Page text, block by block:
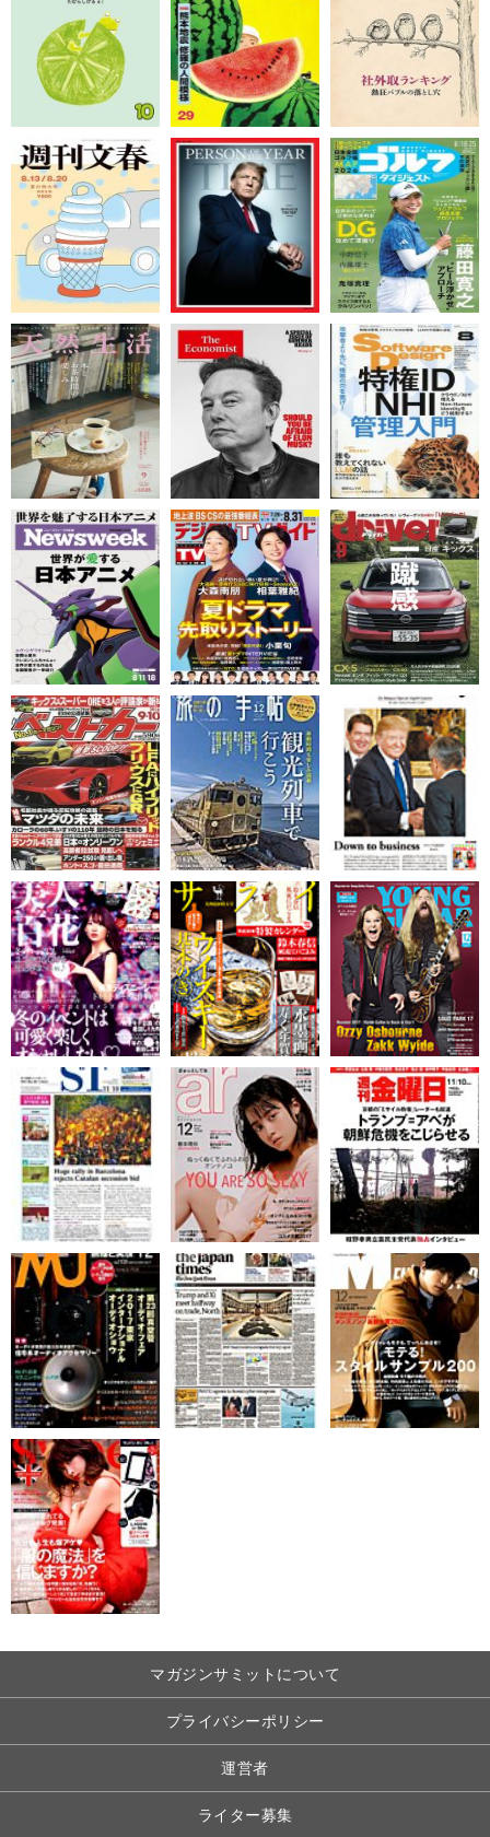
マガジンサミットについて
プライバシーポリシー
運営者
ライター募集